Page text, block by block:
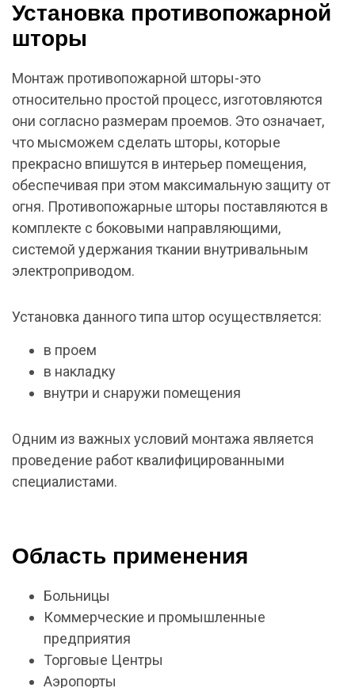
Установка противопожарной
шторы
Монтаж противопожарной шторы-это
относительно простой процесс, изготовляются
они согласно размерам проемов. Это означает,
что мысможем сделать шторы, которые
прекрасно впишутся в интерьер помещения,
обеспечивая при этом максимальную защиту от
огня. Противопожарные шторы поставляются в
комплекте с боковыми направляющими,
системой удержания ткании внутривальным
электроприводом.
Установка данного типа штор осуществляется:
в проем
в накладку
внутри и снаружи помещения
Одним из важных условий монтажа является
проведение работ квалифицированными
специалистами.
Область применения
Больницы
Коммерческие и промышленные
предприятия
Торговые Центры
Аэропорты